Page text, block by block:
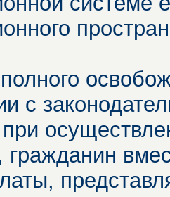
с
гражданин